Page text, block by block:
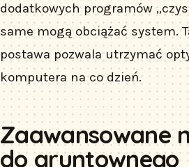
dodatkowych programów
same mogą obciążać system.
postawa pozwala utrzymać
komputera na co dzień.
Zaawansowane
do gruntownego